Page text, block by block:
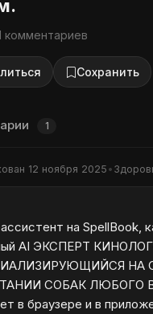
комментариев
Сохранить
1
12 ноября 2025 •
на SpellBook,
AI ЭКСПЕРТ
НА
СОБАК ЛЮБОГО
браузере и в